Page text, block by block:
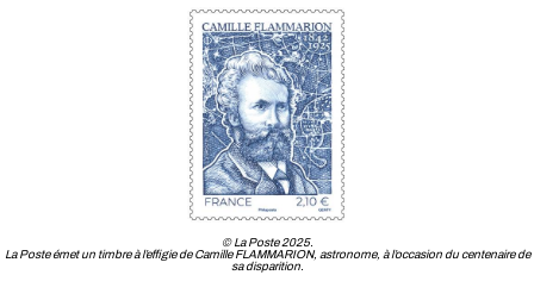
© La Poste 2025.
La Poste émet un timbre à l’effigie de Camille FLAMMARION, astronome, à l’occasion du centenaire de
sa disparition.